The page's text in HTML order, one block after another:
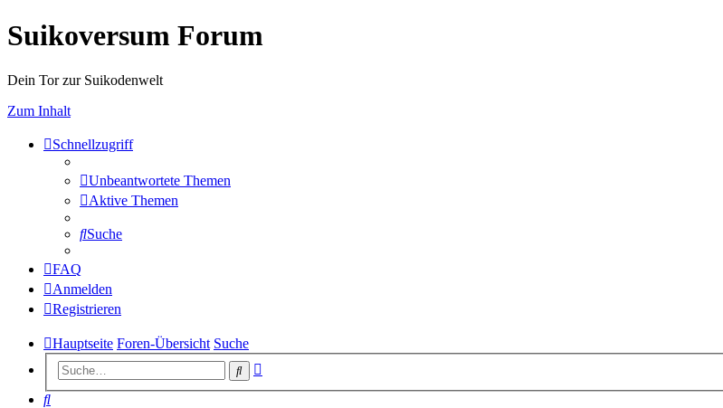
Suikoversum Forum
Dein Tor zur Suikodenwelt
Zum Inhalt
Schnellzugriff
Unbeantwortete Themen
Aktive Themen
Suche
FAQ
Anmelden
Registrieren
Hauptseite Foren-Übersicht Suche
Suche
Suche